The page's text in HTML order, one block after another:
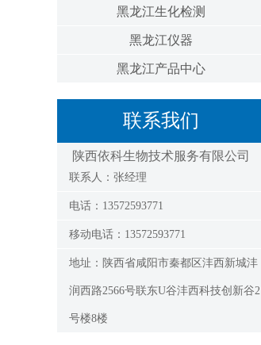
黑龙江生化检测
黑龙江仪器
黑龙江产品中心
联系我们
陕西依科生物技术服务有限公司
联系人：张经理
电话：13572593771
移动电话：13572593771
地址：陕西省咸阳市秦都区沣西新城沣
润西路2566号联东U谷沣西科技创新谷2
号楼8楼